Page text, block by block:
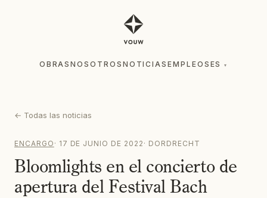
OBRASNOSOTROS NOTICIASEMPLEOS ES ▾
← Todas las noticias
ENCARGO · 17 DE JUNIO DE 2022 · DORDRECHT
Bloomlights en el concierto de
apertura del Festival Bach